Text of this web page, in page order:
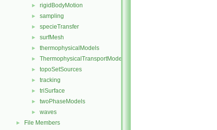
► rigidBodyMotion
► sampling
► specieTransfer
► surfMesh
► thermophysicalModels
► ThermophysicalTransportModels
► topoSetSources
► tracking
► triSurface
► twoPhaseModels
► waves
► File Members